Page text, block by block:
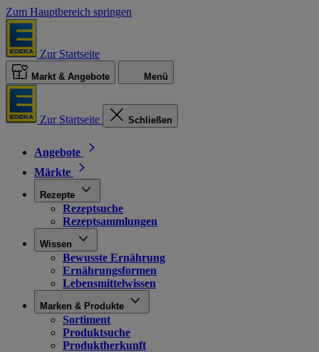
Zum Hauptbereich springen
Zur Startseite
Markt & Angebote Menü
Zur Startseite Schließen
Angebote
Märkte
Rezepte
Rezeptsuche
Rezeptsammlungen
Wissen
Bewusste Ernährung
Ernährungsformen
Lebensmittelwissen
Marken & Produkte
Sortiment
Produktsuche
Produktherkunft